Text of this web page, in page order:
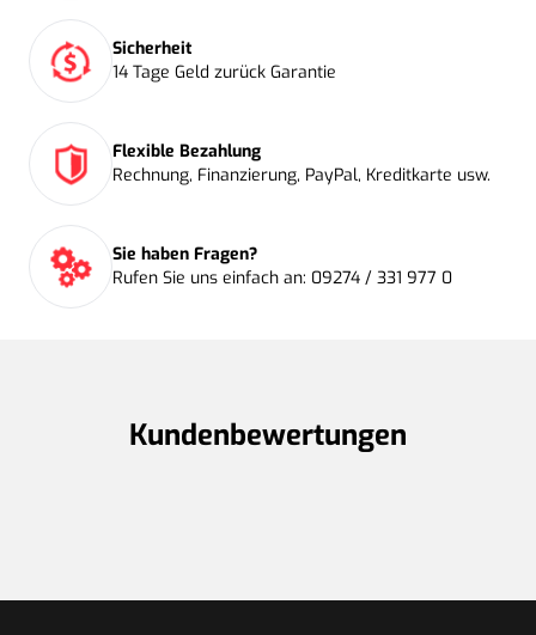
Sicherheit
14 Tage Geld zurück Garantie
Flexible Bezahlung
Rechnung, Finanzierung, PayPal, Kreditkarte usw.
Sie haben Fragen?
Rufen Sie uns einfach an: 09274 / 331 977 0
Kundenbewertungen